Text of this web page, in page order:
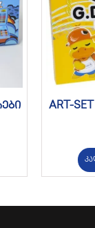
ART-